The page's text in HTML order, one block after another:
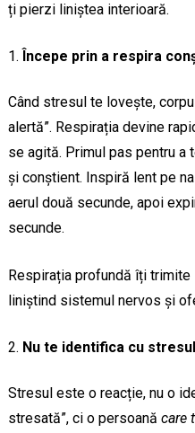
ți pierzi liniștea interioară.
Începe prin a respira
Când stresul te lovește,
alertă”. Respirația devine
se agită. Primul pas pentru
și conștient. Inspiră lent pe
aerul două secunde, apoi
secunde.
Respirația profundă îți
liniștind sistemul nervos și
Nu te identifica cu stresul
Stresul este o reacție, nu o
stresată”, ci o persoană care